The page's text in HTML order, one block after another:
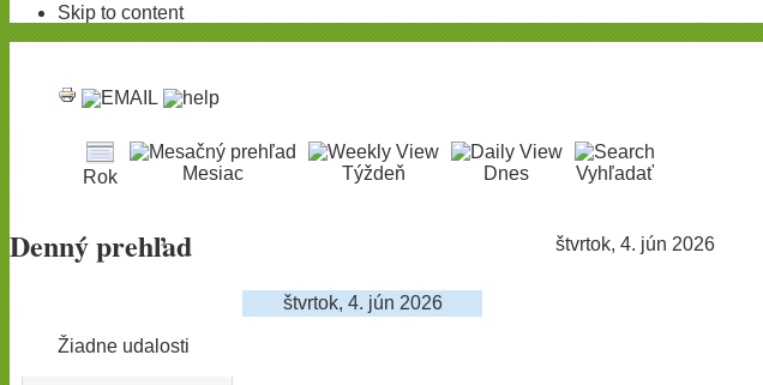
Skip to content
Rok Mesiac Týždeň Dnes Vyhľadať
Denný prehľad štvrtok, 4. jún 2026
štvrtok, 4. jún 2026
Žiadne udalosti